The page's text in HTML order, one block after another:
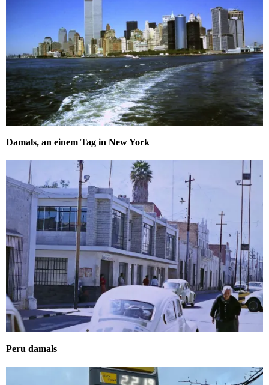
Damals, an einem Tag in New York
Peru damals